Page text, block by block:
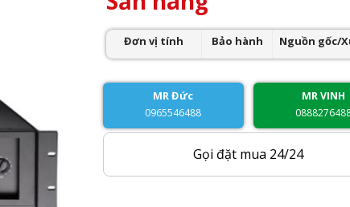
Đơn vị tính Bảo hành Nguồn gốc/
MR Đức
0965546488
MR VINH
Gọi đặt mua 24/24